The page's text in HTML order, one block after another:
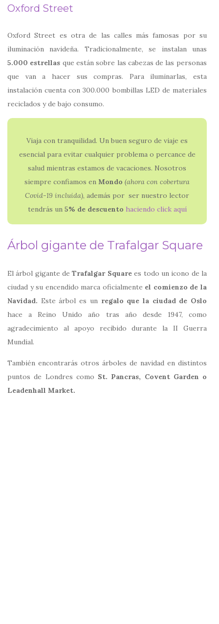
Oxford Street
Oxford Street es otra de las calles más famosas por su
iluminación navideña. Tradicionalmente, se instalan unas
5.000 estrellas que están sobre las cabezas de las personas
que van a hacer sus compras. Para iluminarlas, esta
instalación cuenta con 300.000 bombillas LED de materiales
reciclados y de bajo consumo.
Viaja con tranquilidad. Un buen seguro de viaje es
esencial para evitar cualquier problema o percance de
salud mientras estamos de vacaciones. Nosotros
siempre confiamos en Mondo (ahora con cobertura
Covid-19 incluida), además por ser nuestro lector
tendrás un 5% de descuento haciendo click aquí
Árbol gigante de Trafalgar Square
El árbol gigante deTrafalgar Squarees todo un icono de la
ciudad y su encendido marca oficialmente el comienzo de la
Navidad. Este árbol es un regalo que la ciudad de Oslo
hace a Reino Unido año tras año desde 1947, como
agradecimiento al apoyo recibido durante la II Guerra
Mundial.
También encontrarás otros árboles de navidad en distintos
puntos de Londres como St. Pancras, Covent Garden o
Leadenhall Market.